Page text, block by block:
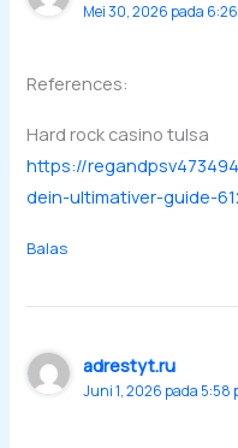
Mei 30, 2026 pada
References:
Hard rock casino tulsa
https://
dein-ultimativer-guide-
Balas
adrestyt.ru
Juni 1, 2026 pada 5:58